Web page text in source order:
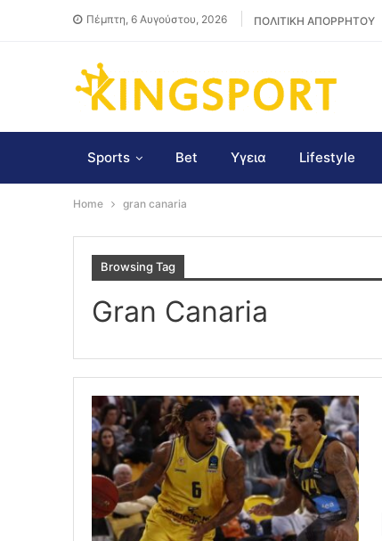
Πέμπτη, 6 Αυγούστου, 2026 ΠΟΛΙΤΙΚΗ ΑΠΟΡΡΗΤΟΥ
Sports Bet Υγεια Lifestyle
Home gran canaria
Browsing Tag
Gran Canaria